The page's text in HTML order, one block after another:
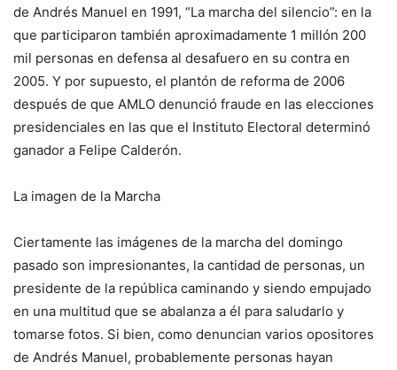
de Andrés Manuel en 1991, “La marcha del silencio”: en la
que participaron también aproximadamente 1 millón 200
mil personas en defensa al desafuero en su contra en
2005. Y por supuesto, el plantón de reforma de 2006
después de que AMLO denunció fraude en las elecciones
presidenciales en las que el Instituto Electoral determinó
ganador a Felipe Calderón.
La imagen de la Marcha
Ciertamente las imágenes de la marcha del domingo
pasado son impresionantes, la cantidad de personas, un
presidente de la república caminando y siendo empujado
en una multitud que se abalanza a él para saludarlo y
tomarse fotos. Si bien, como denuncian varios opositores
de Andrés Manuel, probablemente personas hayan